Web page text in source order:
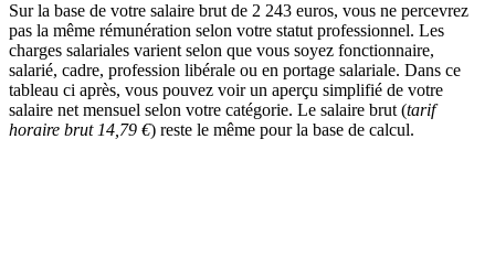
Sur la base de votre salaire brut de 2 243 euros, vous ne percevrez
pas la même rémunération selon votre statut professionnel. Les
charges salariales varient selon que vous soyez fonctionnaire,
salarié, cadre, profession libérale ou en portage salariale. Dans ce
tableau ci après, vous pouvez voir un aperçu simplifié de votre
salaire net mensuel selon votre catégorie. Le salaire brut (tarif
horaire brut 14,79 €) reste le même pour la base de calcul.